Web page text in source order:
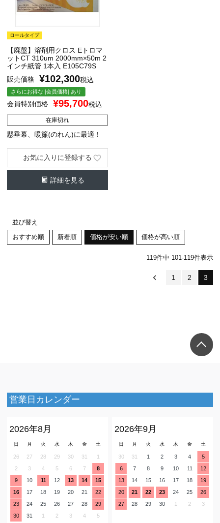
ロールタイプ
【廃盤】溶剤用クロス Eトロマ
ットCT 310um 2000mm×50m 2
インチ紙管 1本入 E105C79S
販売価格
¥102,300税込
さらにお得な [会員価格] あり
会員特別価格 ¥95,700税込
在庫切れ
懸垂幕、暖簾(のれん)に最適！
詳細を見る
お気に入りに登録する
並び替え
おすすめ順
新着順 価格が安い順 価格が高い順
119件中 101-119件表示
1 2 3
営業日カレンダー
2026年8月
日 月 火 水 木 金 土
26 27 28 29 30 31
1
2
3 4 5 6 7
8
9
10 11 12 13 14
15
16
17 18 19 20 21
22
23
24 25 26 27 28
29
30
31 1 2 3 4 5
2026年9月
日 月 火 水 木 金 土
30 31 1 2 3 4
5
6
7 8 9 10 11
12
13
14 15 16 17 18
19
20
21 22 23 24 25
26
27
28 29 30 1 2 3